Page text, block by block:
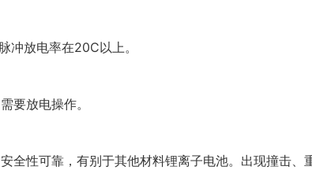
冲放电率在20C以上。
要放电操作。
全性可靠，有别于其他材料锂离子电池。出现撞击